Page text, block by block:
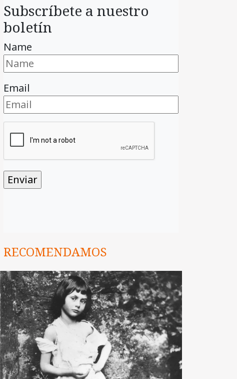
Subscríbete a nuestro
boletín
Name
Email
RECOMENDAMOS